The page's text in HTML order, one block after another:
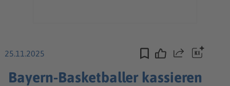
25.11.2025 Teilen
Bayern-Basketballer kassieren